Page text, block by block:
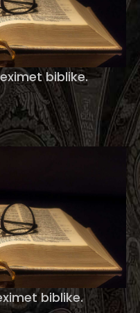
biblike.
biblike.